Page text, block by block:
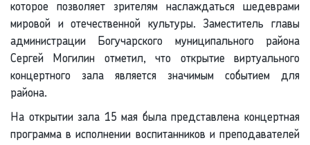
которое позволяет зрителям наслаждаться шедеврами
мировой и отечественной культуры. Заместитель главы
администрации Богучарского муниципального района
Сергей Могилин отметил, что открытие виртуального
концертного зала является значимым событием для
района.
На открытии зала 15 мая была представлена концертная
программа в исполнении воспитанников и преподавателей